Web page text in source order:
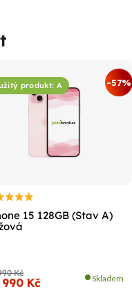
produkt: A -57%
15 128GB (Stav A)
Kč
990 Kč Skladem